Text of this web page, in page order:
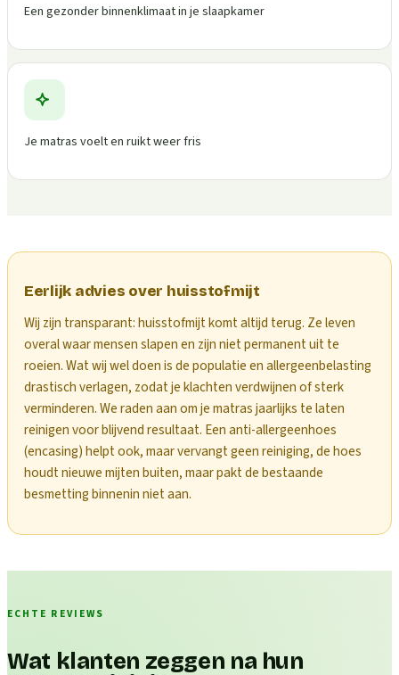
Een gezonder binnenklimaat in je slaapkamer
Je matras voelt en ruikt weer fris
Eerlijk advies over huisstofmijt
Wij zijn transparant: huisstofmijt komt altijd terug. Ze leven
overal waar mensen slapen en zijn niet permanent uit te
roeien. Wat wij wel doen is de populatie en allergeenbelasting
drastisch verlagen, zodat je klachten verdwijnen of sterk
verminderen. We raden aan om je matras jaarlijks te laten
reinigen voor blijvend resultaat. Een anti-allergeenhoes
(encasing) helpt ook, maar vervangt geen reiniging, de hoes
houdt nieuwe mijten buiten, maar pakt de bestaande
besmetting binnenin niet aan.
ECHTE REVIEWS
Wat klanten zeggen na hun